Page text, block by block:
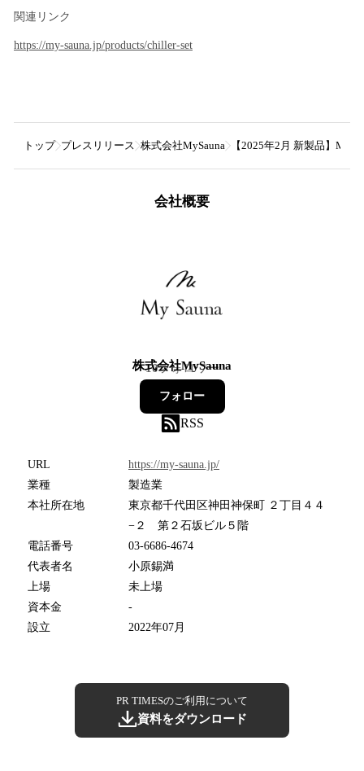
関連リンク
https://my-sauna.jp/products/chiller-set
トップ プレスリリース 株式会社MySauna 【2025年2月 新製品】
会社概要
株式会社MySauna
10フォロワー
フォロー
RSS
URL
https://my-sauna.jp/
業種
製造業
本社所在地
東京都千代田区神田神保町 ２丁目４４
−２ 第２石坂ビル５階
電話番号
03-6686-4674
代表者名
小原錫満
上場
未上場
資本金
-
設立
2022年07月
PR TIMESのご利用について
資料をダウンロード